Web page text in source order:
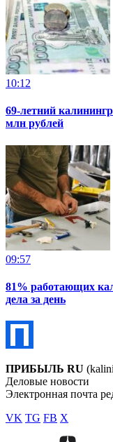
10:12
69-летний
млн рублей
09:57
81% работающих
дела за день
ПРИБЫЛЬ RU
Деловые новости
Электронная почта
VK TG FB X